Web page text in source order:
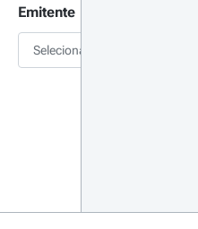
Emitente
Selecionar